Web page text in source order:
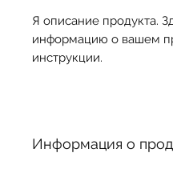
Я описание продукта.
информацию о вашем
инструкции.
Информация о